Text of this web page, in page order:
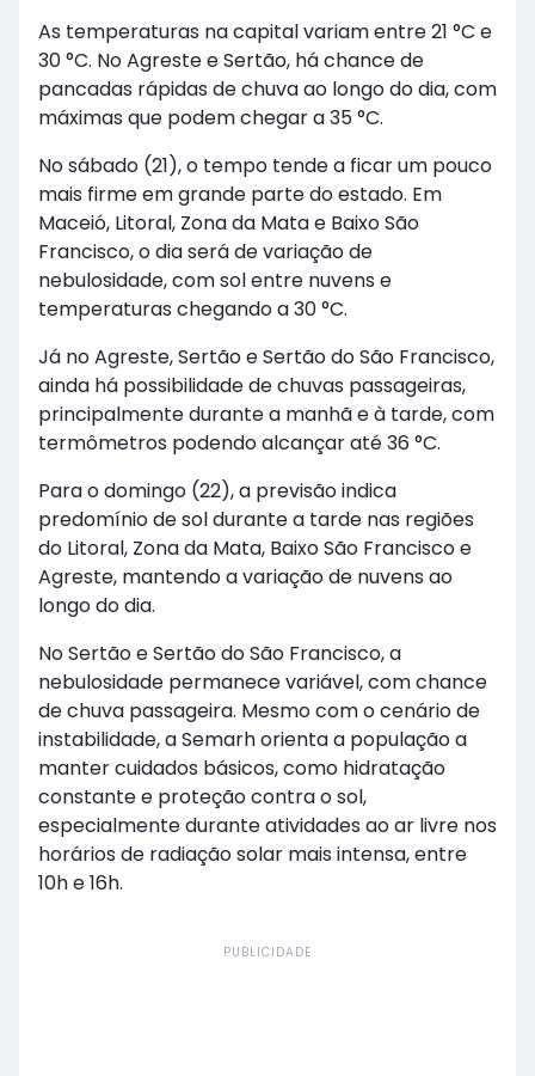
As temperaturas na capital variam entre 21 °C e
30 °C. No Agreste e Sertão, há chance de
pancadas rápidas de chuva ao longo do dia, com
máximas que podem chegar a 35 °C.
No sábado (21), o tempo tende a ficar um pouco
mais firme em grande parte do estado. Em
Maceió, Litoral, Zona da Mata e Baixo São
Francisco, o dia será de variação de
nebulosidade, com sol entre nuvens e
temperaturas chegando a 30 °C.
Já no Agreste, Sertão e Sertão do São Francisco,
ainda há possibilidade de chuvas passageiras,
principalmente durante a manhã e à tarde, com
termômetros podendo alcançar até 36 °C.
Para o domingo (22), a previsão indica
predomínio de sol durante a tarde nas regiões
do Litoral, Zona da Mata, Baixo São Francisco e
Agreste, mantendo a variação de nuvens ao
longo do dia.
No Sertão e Sertão do São Francisco, a
nebulosidade permanece variável, com chance
de chuva passageira. Mesmo com o cenário de
instabilidade, a Semarh orienta a população a
manter cuidados básicos, como hidratação
constante e proteção contra o sol,
especialmente durante atividades ao ar livre nos
horários de radiação solar mais intensa, entre
10h e 16h.
PUBLICIDADE